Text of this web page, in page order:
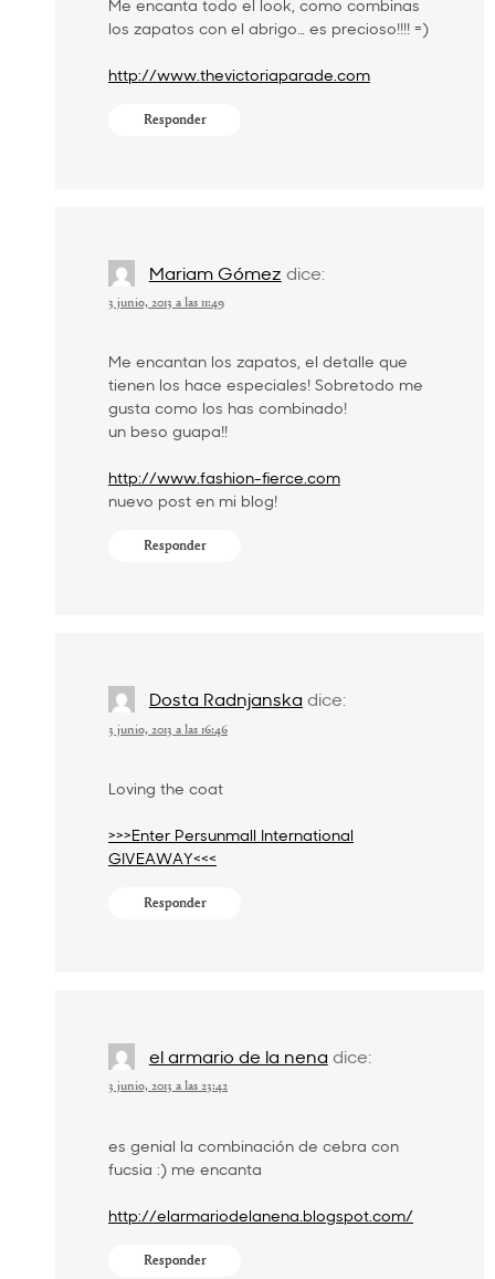
Me encanta todo el look, como combinas
los zapatos con el abrigo… es precioso!!!! =)
http://www.thevictoriaparade.com
Responder
Mariam Gómez dice:
3 junio, 2013 a las 11:49
Me encantan los zapatos, el detalle que
tienen los hace especiales! Sobretodo me
gusta como los has combinado!
un beso guapa!!
http://www.fashion-fierce.com
nuevo post en mi blog!
Responder
Dosta Radnjanska dice:
3 junio, 2013 a las 16:46
Loving the coat
>>>Enter Persunmall International
GIVEAWAY<<<
Responder
el armario de la nena dice:
3 junio, 2013 a las 23:42
es genial la combinación de cebra con
fucsia :) me encanta
http://elarmariodelanena.blogspot.com/
Responder